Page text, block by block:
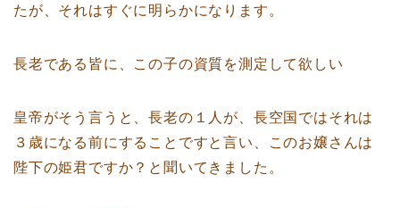
たが、それはすぐに明らかになります。
長老である皆に、この子の資質を測定して欲しい
皇帝がそう言うと、長老の１人が、長空国ではそれは
３歳になる前にすることですと言い、このお嬢さんは
陛下の姫君ですか？と聞いてきました。